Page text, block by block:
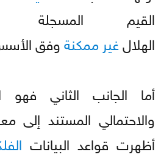
القيم
الهلالغير ممكنةوفق
أما الجانب الثاني فهو
والاحتمالي المستند إلى
أظهرت قواعد البيانات